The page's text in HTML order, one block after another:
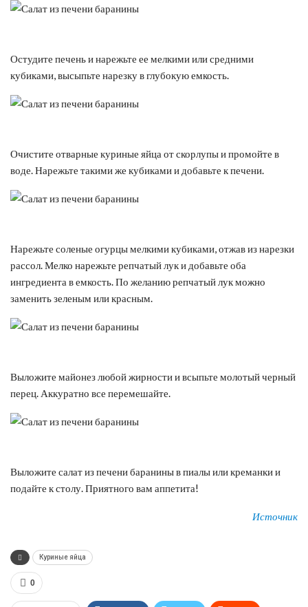
Остудите печень и нарежьте ее мелкими или средними
кубиками, высыпьте нарезку в глубокую емкость.
Очистите отварные куриные яйца от скорлупы и промойте в
воде. Нарежьте такими же кубиками и добавьте к печени.
Нарежьте соленые огурцы мелкими кубиками, отжав из нарезки
рассол. Мелко нарежьте репчатый лук и добавьте оба
ингредиента в емкость. По желанию репчатый лук можно
заменить зеленым или красным.
Выложите майонез любой жирности и всыпьте молотый черный
перец. Аккуратно все перемешайте.
Выложите салат из печени баранины в пиалы или креманки и
подайте к столу. Приятного вам аппетита!
Источник
Куриные яйца
0